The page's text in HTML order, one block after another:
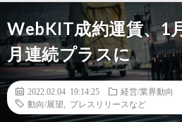
WebKIT成約運賃、1
月連続プラスに
2022.02.04 19:14:25
経営/業界動向
動向/展望
プレスリリースなど